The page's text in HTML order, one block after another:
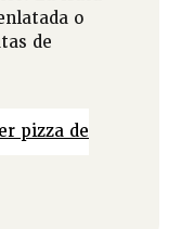
o
de
pizza de